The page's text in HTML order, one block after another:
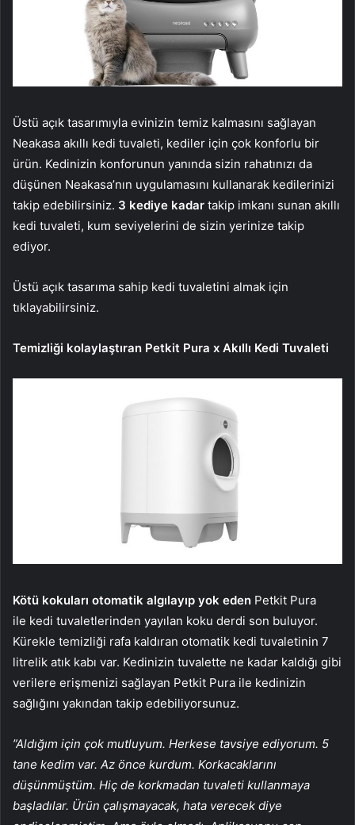
Üstü açık tasarımıyla evinizin temiz kalmasını sağlayan
Neakasa akıllı kedi tuvaleti, kediler için çok konforlu bir
ürün. Kedinizin konforunun yanında sizin rahatınızı da
düşünen Neakasa’nın uygulamasını kullanarak kedilerinizi
takip edebilirsiniz. 3 kediye kadar takip imkanı sunan akıllı
kedi tuvaleti, kum seviyelerini de sizin yerinize takip
ediyor.
Üstü açık tasarıma sahip kedi tuvaletini almak için
tıklayabilirsiniz.
Temizliği kolaylaştıran Petkit Pura x Akıllı Kedi Tuvaleti
Kötü kokuları otomatik algılayıp yok eden Petkit Pura
ile kedi tuvaletlerinden yayılan koku derdi son buluyor.
Kürekle temizliği rafa kaldıran otomatik kedi tuvaletinin 7
litrelik atık kabı var. Kedinizin tuvalette ne kadar kaldığı gibi
verilere erişmenizi sağlayan Petkit Pura ile kedinizin
sağlığını yakından takip edebiliyorsunuz.
”Aldığım için çok mutluyum. Herkese tavsiye ediyorum. 5
tane kedim var. Az önce kurdum. Korkacaklarını
düşünmüştüm. Hiç de korkmadan tuvaleti kullanmaya
başladılar. Ürün çalışmayacak, hata verecek diye